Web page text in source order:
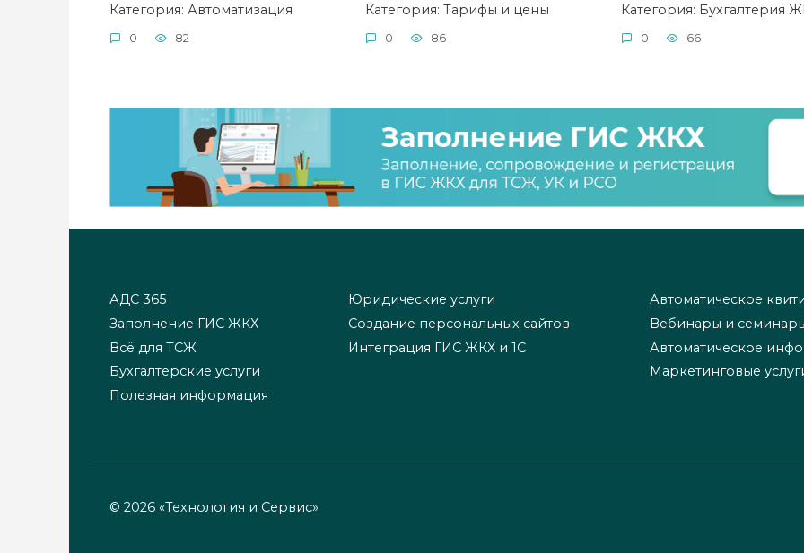
Категория: Автоматизация
0 82
Категория: Тарифы и цены
0 86
Категория: Бухгалтерия
0 66
АДС 365
Заполнение ГИС ЖКХ
Всё для ТСЖ
Бухгалтерские услуги
Полезная информация
Юридические услуги
Создание персональных сайтов
Интеграция ГИС ЖКХ и 1С
Автоматическое
Вебинары и
Автоматическое
Маркетинговые
© 2026 «Технология и Сервис»